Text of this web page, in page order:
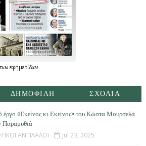
των εφημερίδων
ΔΗΜΟΦΙΛΗ ΣΧΟΛΙΑ
έργο «Εκείνος κι Εκείνος» του Κώστα Μουρσελά
Παραμυθιά
ΑΝΤΙΛΑΛΟΙ Jul 23, 2025